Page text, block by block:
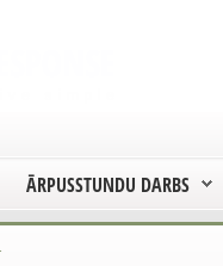
ĀRPUSSTUNDU DARBS